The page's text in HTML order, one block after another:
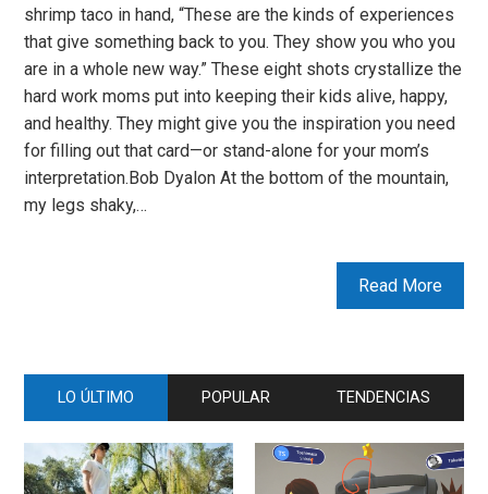
shrimp taco in hand, “These are the kinds of experiences
that give something back to you. They show you who you
are in a whole new way.” These eight shots crystallize the
hard work moms put into keeping their kids alive, happy,
and healthy. They might give you the inspiration you need
for filling out that card—or stand-alone for your mom’s
interpretation.Bob Dyalon At the bottom of the mountain,
my legs shaky,…
Read More
LO ÚLTIMO POPULAR TENDENCIAS